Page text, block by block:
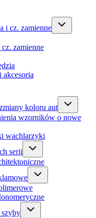
i cz. zamienne
zamienne
akcesoria
koloru aut
wzorników o nowe
wachlarzyki
serii